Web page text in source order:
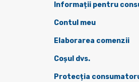
Informații pentru
Contul meu
Elaborarea comenzii
Coșul dvs.
Protecția